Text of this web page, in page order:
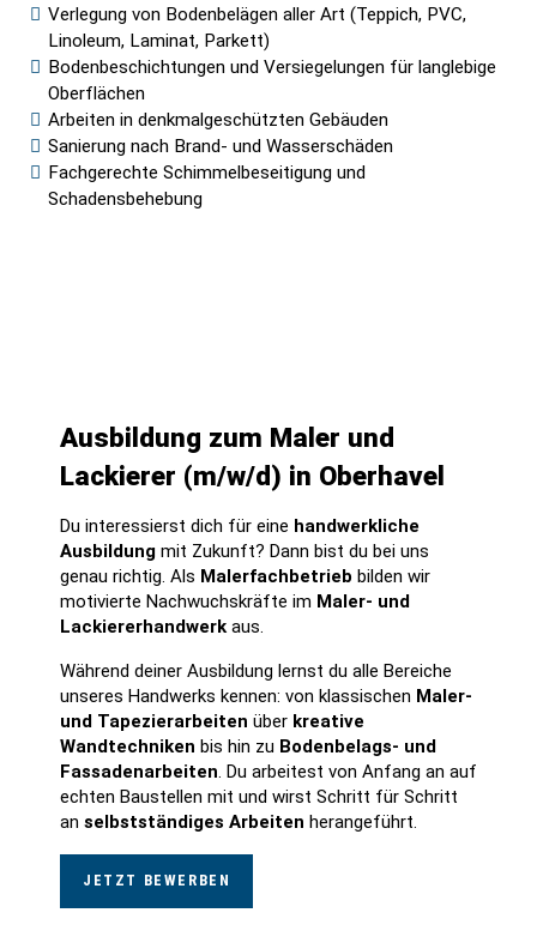
Verlegung von Bodenbelägen aller Art (Teppich, PVC,
Linoleum, Laminat, Parkett)
Bodenbeschichtungen und Versiegelungen für langlebige
Oberflächen
Arbeiten in denkmalgeschützten Gebäuden
Sanierung nach Brand- und Wasserschäden
Fachgerechte Schimmelbeseitigung und
Schadensbehebung
Ausbildung zum Maler und
Lackierer (m/w/d) in Oberhavel
Du interessierst dich für eine handwerkliche
Ausbildung mit Zukunft? Dann bist du bei uns
genau richtig. Als Malerfachbetrieb bilden wir
motivierte Nachwuchskräfte im Maler- und
Lackiererhandwerk aus.
Während deiner Ausbildung lernst du alle Bereiche
unseres Handwerks kennen: von klassischen Maler-
und Tapezierarbeiten über kreative
Wandtechniken bis hin zu Bodenbelags- und
Fassadenarbeiten. Du arbeitest von Anfang an auf
echten Baustellen mit und wirst Schritt für Schritt
an selbstständiges Arbeiten herangeführt.
JETZT BEWERBEN